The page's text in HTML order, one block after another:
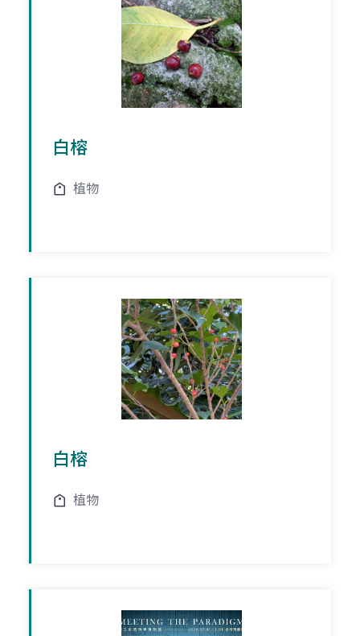
白榕
植物
白榕
植物